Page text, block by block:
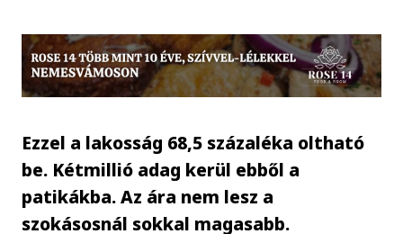
Ezzel a lakosság 68,5 százaléka oltható
be. Kétmillió adag kerül ebből a
patikákba. Az ára nem lesz a
szokásosnál sokkal magasabb.